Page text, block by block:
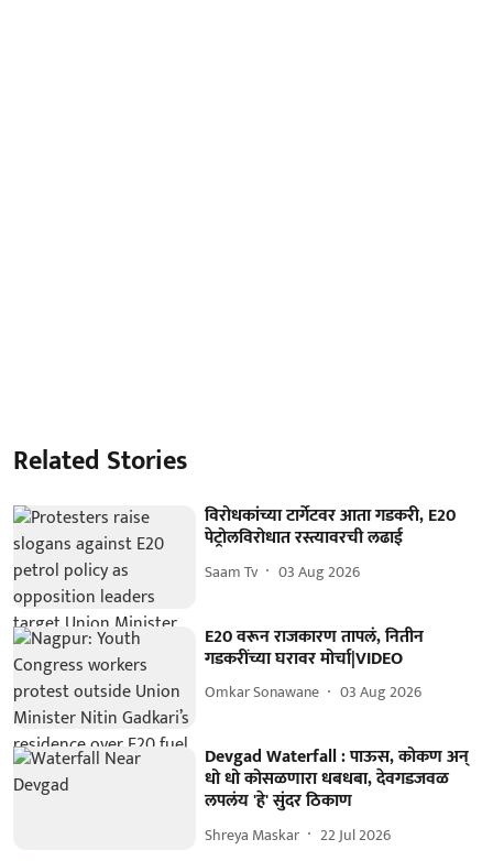
Related Stories
विरोधकांच्या टार्गेटवर आता गडकरी, E20
पेट्रोलविरोधात रस्त्यावरची लढाई
Saam Tv 03 Aug 2026
E20 वरून राजकारण तापलं, नितीन
गडकरींच्या घरावर मोर्चा|VIDEO
Omkar Sonawane 03 Aug 2026
Devgad Waterfall : पाऊस, कोकण अन्
धो धो कोसळणारा धबधबा, देवगडजवळ
लपलंय 'हे' सुंदर ठिकाण
Shreya Maskar 22 Jul 2026